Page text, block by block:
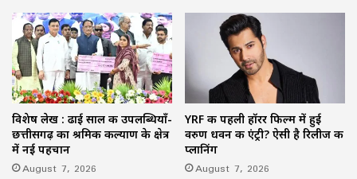
विशेष लेख : ढाई साल की उपलब्धियाँ-
छत्तीसगढ़ का श्रमिक कल्याण के क्षेत्र
में नई पहचान
August 7, 2026
YRF की पहली हॉरर फिल्म में हुई
वरुण धवन की एंट्री? ऐसी है रिलीज की
प्लानिंग
August 7, 2026